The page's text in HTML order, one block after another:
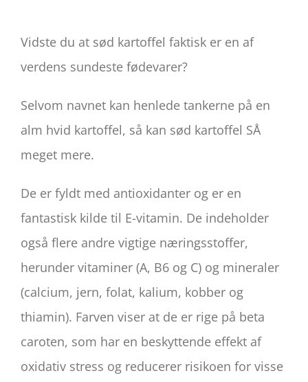
Vidste du at sød kartoffel faktisk er en af
verdens sundeste fødevarer?
Selvom navnet kan henlede tankerne på en
alm hvid kartoffel, så kan sød kartoffel SÅ
meget mere.
De er fyldt med antioxidanter og er en
fantastisk kilde til E-vitamin. De indeholder
også flere andre vigtige næringsstoffer,
herunder vitaminer (A, B6 og C) og mineraler
(calcium, jern, folat, kalium, kobber og
thiamin). Farven viser at de er rige på beta
caroten, som har en beskyttende effekt af
oxidativ stress og reducerer risikoen for visse